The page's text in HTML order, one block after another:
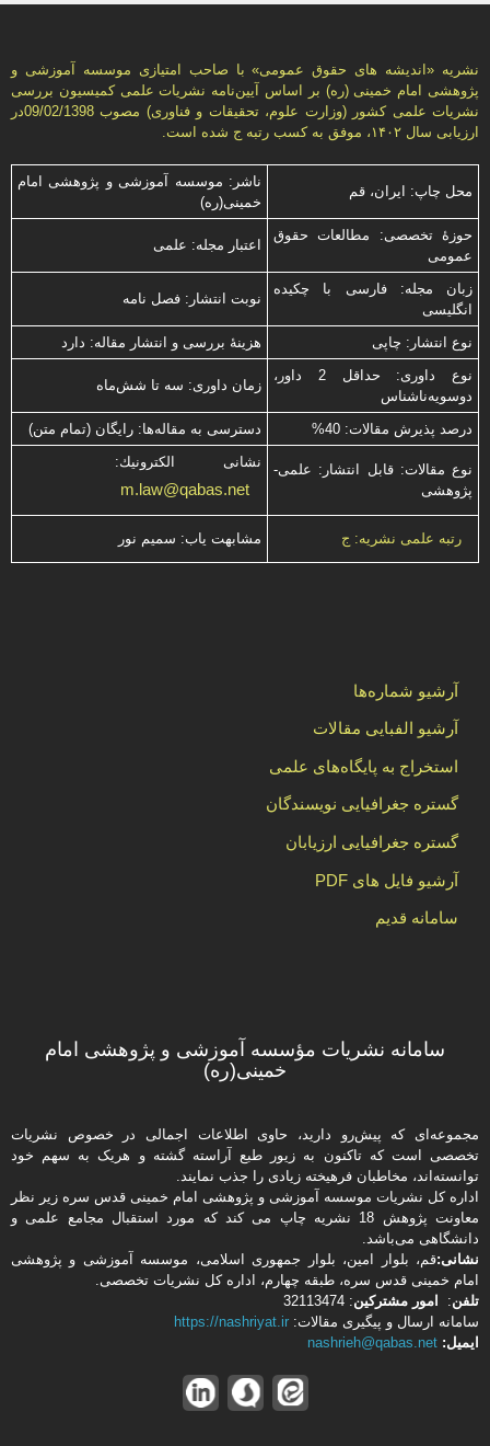
نشریه «انديشه های حقوق عمومی» با صاحب امتیازی موسسه آموزشی و
پژوهشی امام خمینی (ره) بر اساس آیین‌نامه نشریات علمی كمیسیون بررسى
نشریات علمى كشور (وزارت علوم، تحقیقات و فناورى) مصوب 09/02/1398در
ارزیابی سال ۱۴۰۲، موفق به کسب رتبه ج شده است.
محل چاپ: ایران، قم
ناشر: موسسه آموزشی و پژوهشی امام
خمینی(ره)
حوزۀ تخصصی: مطالعات حقوق
عمومی
اعتبار مجله: علمی
زبان مجله: فارسی با چكیده
انگلیسی
نوبت انتشار: فصل نامه
نوع انتشار: چاپی
هزینۀ بررسی و انتشار مقاله: دارد
نوع داوری: حداقل 2 داور،
دوسویه‌ناشناس
زمان داوری: سه تا شش‌ماه
درصد پذیرش مقالات: 40% دسترسی به مقاله‌ها: رایگان (تمام متن)
نوع مقالات: قابل انتشار: علمی-
پژوهشی
نشانی الكترونیك:
m.law@qabas.net
رتبه علمی نشریه: ج مشابهت ياب: سميم نور
آرشیو شماره‌ها
آرشیو الفبایی مقالات
استخراج به پایگاه‌های علمی
گستره جغرافیایی نویسندگان
گستره جغرافیایی ارزیابان
آرشیو فایل های PDF
سامانه قدیم
سامانه نشریات مؤسسه آموزشی و پژوهشی امام
خمینی(ره)
مجموعه‌ای که پیش‌رو دارید،‌ حاوی اطلاعات اجمالی در خصوص نشریات
تخصصی است که تاکنون به زیور طبع آراسته گشته و هریک به سهم خود
توانسته‌اند، مخاطبان فرهیخته‌ زیادی را جذب نمایند.
اداره كل نشریات موسسه آموزشی و پژوهشی امام خمینی قدس سره زیر نظر
معاونت پژوهش 18 نشریه چاپ می کند که مورد استقبال مجامع علمی و
دانشگاهی می‌باشد.
نشانی:قم، بلوار امین، بلوار جمهوری اسلامی، موسسه آموزشی و پژوهشی
امام خمینی قدس سره، طبقه چهارم، اداره كل نشریات تخصصی.
تلفن: امور مشتركین: 32113474
سامانه ارسال و پیگیری مقالات: https://nashriyat.ir
ایمیل: nashrieh@qabas.net